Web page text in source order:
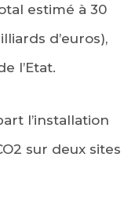
estimé à 30
d’euros),
l’Etat.
l’installation
sur deux sites